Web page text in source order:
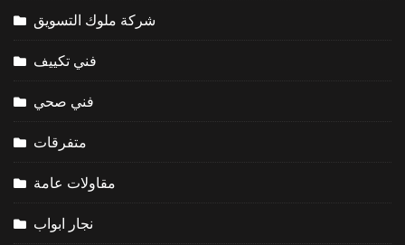
شركة ملوك التسويق
فني تكييف
فني صحي
متفرقات
مقاولات عامة
نجار ابواب